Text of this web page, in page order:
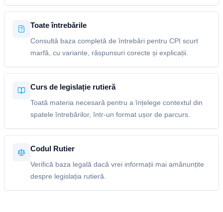
Toate întrebările
Consultă baza completă de întrebări pentru CPI scurt
marfă, cu variante, răspunsuri corecte și explicații.
Curs de legislație rutieră
Toată materia necesară pentru a înțelege contextul din
spatele întrebărilor, într-un format ușor de parcurs.
Codul Rutier
Verifică baza legală dacă vrei informații mai amănunțite
despre legislația rutieră.